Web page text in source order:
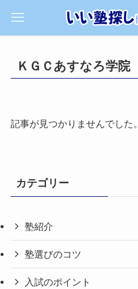
ＫＧＣあすなろ学院
記事が見つかりませんでした。
カテゴリー
塾紹介
塾選びのコツ
入試のポイント